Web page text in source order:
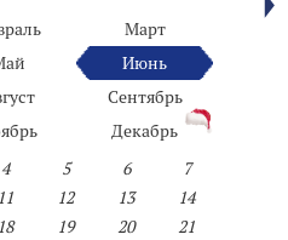
Март
Июнь
Сентябрь
Декабрь
4 5 6
7
11 12 13
14
18 19 20
21